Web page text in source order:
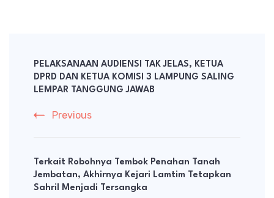
Navigation
PELAKSANAAN AUDIENSI TAK JELAS, KETUA
DPRD DAN KETUA KOMISI 3 LAMPUNG SALING
LEMPAR TANGGUNG JAWAB
Previous
Terkait Robohnya Tembok Penahan Tanah
Jembatan, Akhirnya Kejari Lamtim Tetapkan
Sahril Menjadi Tersangka